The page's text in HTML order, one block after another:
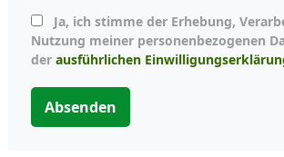
Nutzung meiner personenbezogenen
der ausführlichen
Absenden